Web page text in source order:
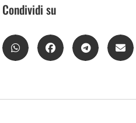
Condividi su